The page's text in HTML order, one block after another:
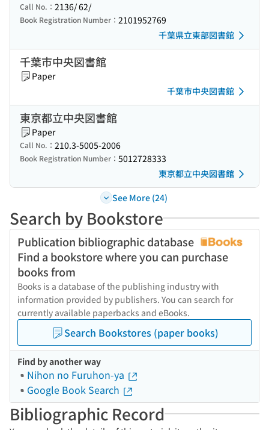
Call No.： 2136/ 62/
Book Registration Number： 2101952769
千葉県立東部図書館
千葉市中央図書館
Paper
千葉市中央図書館
東京都立中央図書館
Paper
Call No.： 210.3-5005-2006
Book Registration Number： 5012728333
東京都立中央図書館
See More (24)
Search by Bookstore
Publication bibliographic database
Find a bookstore where you can purchase
books from
Books is a database of the publishing industry with
information provided by publishers. You can search for
currently available paperbacks and eBooks.
Search Bookstores (paper books)
Find by another way
Nihon no Furuhon-ya
Google Book Search
Bibliographic Record